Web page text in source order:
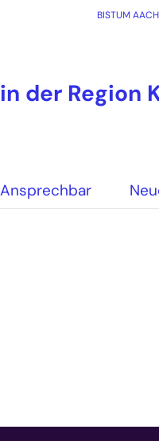
BISTUM
der Region
Ansprechbar